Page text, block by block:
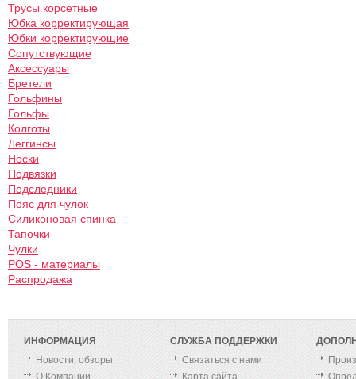
Трусы корсетные
Юбка корректирующая
Юбки корректирующие
Сопутствующие
Аксессуары
Бретели
Гольфины
Гольфы
Колготы
Леггинсы
Носки
Подвязки
Подследники
Пояс для чулок
Силиконовая спинка
Тапочки
Чулки
POS - материалы
Распродажа
ИНФОРМАЦИЯ
Новости, обзоры
О Компании
СЛУЖБА ПОДДЕРЖКИ
Связаться с нами
Карта сайта